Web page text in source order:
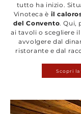
tutto ha inizio.
Vinoteca è il
del Convento. Qui,
ai tavoli o scegliere
avvolgere dal
ristorante e dal
Scopri la